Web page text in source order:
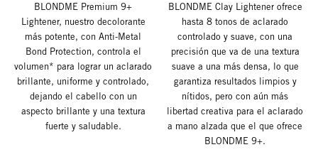
BLONDME Premium 9+
Lightener, nuestro decolorante
más potente, con Anti-Metal
Bond Protection, controla el
volumen* para lograr un aclarado
brillante, uniforme y controlado,
dejando el cabello con un
aspecto brillante y una textura
fuerte y saludable.
BLONDME Clay Lightener ofrece
hasta 8 tonos de aclarado
controlado y suave, con una
precisión que va de una textura
suave a una más densa, lo que
garantiza resultados limpios y
nítidos, pero con aún más
libertad creativa para el aclarado
a mano alzada que el que ofrece
BLONDME 9+.